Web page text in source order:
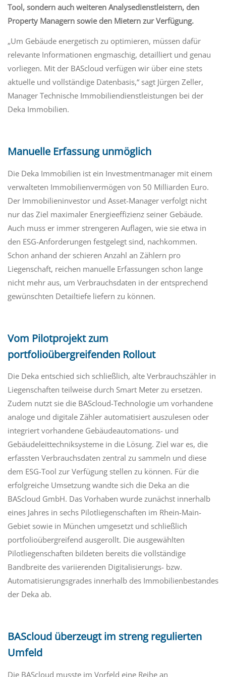
Tool, sondern auch weiteren Analysedienstleistern, den
Property Managern sowie den Mietern zur Verfügung.
„Um Gebäude energetisch zu optimieren, müssen dafür
relevante Informationen engmaschig, detailliert und genau
vorliegen. Mit der BAScloud verfügen wir über eine stets
aktuelle und vollständige Datenbasis,“ sagt Jürgen Zeller,
Manager Technische Immobiliendienstleistungen bei der
Deka Immobilien.
Manuelle Erfassung unmöglich
Die Deka Immobilien ist ein Investmentmanager mit einem
verwalteten Immobilienvermögen von 50 Milliarden Euro.
Der Immobilieninvestor und Asset-Manager verfolgt nicht
nur das Ziel maximaler Energieeffizienz seiner Gebäude.
Auch muss er immer strengeren Auflagen, wie sie etwa in
den ESG-Anforderungen festgelegt sind, nachkommen.
Schon anhand der schieren Anzahl an Zählern pro
Liegenschaft, reichen manuelle Erfassungen schon lange
nicht mehr aus, um Verbrauchsdaten in der entsprechend
gewünschten Detailtiefe liefern zu können.
Vom Pilotprojekt zum
portfolioübergreifenden Rollout
Die Deka entschied sich schließlich, alte Verbrauchszähler in
Liegenschaften teilweise durch Smart Meter zu ersetzen.
Zudem nutzt sie die BAScloud-Technologie um vorhandene
analoge und digitale Zähler automatisiert auszulesen oder
integriert vorhandene Gebäudeautomations- und
Gebäudeleittechniksysteme in die Lösung. Ziel war es, die
erfassten Verbrauchsdaten zentral zu sammeln und diese
dem ESG-Tool zur Verfügung stellen zu können. Für die
erfolgreiche Umsetzung wandte sich die Deka an die
BAScloud GmbH. Das Vorhaben wurde zunächst innerhalb
eines Jahres in sechs Pilotliegenschaften im Rhein-Main-
Gebiet sowie in München umgesetzt und schließlich
portfolioübergreifend ausgerollt. Die ausgewählten
Pilotliegenschaften bildeten bereits die vollständige
Bandbreite des variierenden Digitalisierungs- bzw.
Automatisierungsgrades innerhalb des Immobilienbestandes
der Deka ab.
BAScloud überzeugt im streng regulierten
Umfeld
Die BAScloud musste im Vorfeld eine Reihe an